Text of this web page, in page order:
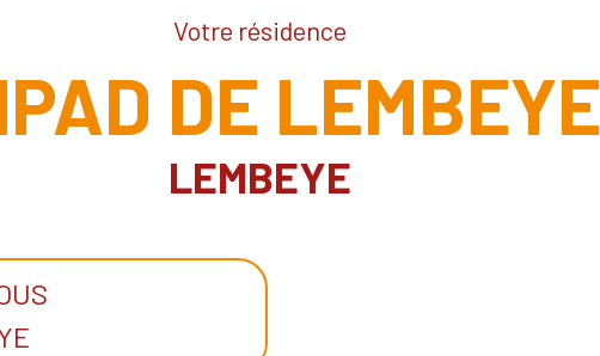
Votre résidence
DE LEMBEYE
LEMBEYE